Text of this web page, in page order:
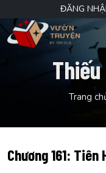
ĐĂNG
Thiếu
Trang
Chương 161: Tiên